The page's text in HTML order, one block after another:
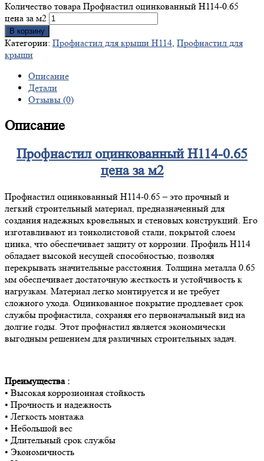
Количество товара Профнастил оцинкованный H114-0.65
цена за м2
В корзину
Категории: Профнастил для крыши Н114, Профнастил для
крыши
Описание
Детали
Отзывы (0)
Описание
Профнастил оцинкованный H114-0.65
цена за м2
Профнастил оцинкованный H114-0.65 – это прочный и
легкий строительный материал, предназначенный для
создания надежных кровельных и стеновых конструкций. Его
изготавливают из тонколистовой стали, покрытой слоем
цинка, что обеспечивает защиту от коррозии. Профиль H114
обладает высокой несущей способностью, позволяя
перекрывать значительные расстояния. Толщина металла 0.65
мм обеспечивает достаточную жесткость и устойчивость к
нагрузкам. Материал легко монтируется и не требует
сложного ухода. Оцинкованное покрытие продлевает срок
службы профнастила, сохраняя его первоначальный вид на
долгие годы. Этот профнастил является экономически
выгодным решением для различных строительных задач.
Преимущества :
• Высокая коррозионная стойкость
• Прочность и надежность
• Легкость монтажа
• Небольшой вес
• Длительный срок службы
• Экономичность